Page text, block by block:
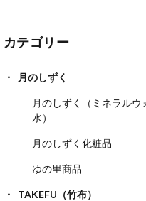
カテゴリー
月のしずく
月のしずく（ミネラルウ
水）
月のしずく化粧品
ゆの里商品
TAKEFU（竹布）